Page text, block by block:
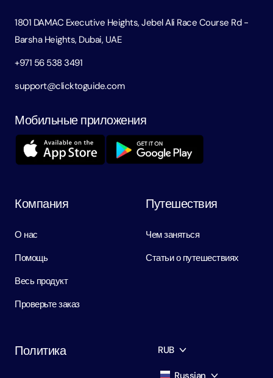
1801 DAMAC Executive Heights, Jebel Ali Race Course Rd -
Barsha Heights, Dubai, UAE
+971 56 538 3491
support@clicktoguide.com
Мобильные приложения
Компания
О нас
Помощь
Весь продукт
Проверьте заказ
Путешествия
Чем заняться
Статьи о путешествиях
Политика RUB
Russian